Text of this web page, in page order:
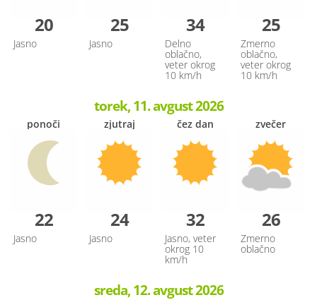
20
Jasno
25
Jasno
34
Delno
oblačno,
veter okrog
10 km/h
25
Zmerno
oblačno,
veter okrog
10 km/h
torek, 11. avgust 2026
ponoči
22
Jasno
zjutraj
24
Jasno
čez dan
32
Jasno, veter
okrog 10
km/h
zvečer
26
Zmerno
oblačno
sreda, 12. avgust 2026